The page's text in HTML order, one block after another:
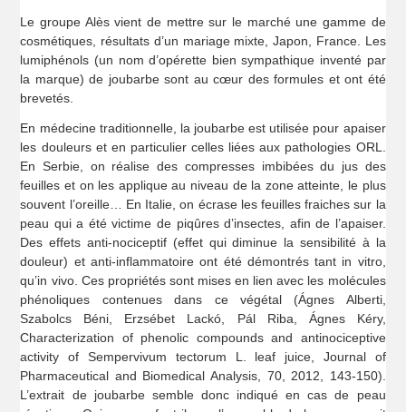
Le groupe Alès vient de mettre sur le marché une gamme de
cosmétiques, résultats d’un mariage mixte, Japon, France. Les
lumiphénols (un nom d’opérette bien sympathique inventé par
la marque) de joubarbe sont au cœur des formules et ont été
brevetés.
En médecine traditionnelle, la joubarbe est utilisée pour apaiser
les douleurs et en particulier celles liées aux pathologies ORL.
En Serbie, on réalise des compresses imbibées du jus des
feuilles et on les applique au niveau de la zone atteinte, le plus
souvent l’oreille… En Italie, on écrase les feuilles fraiches sur la
peau qui a été victime de piqûres d’insectes, afin de l’apaiser.
Des effets anti-nociceptif (effet qui diminue la sensibilité à la
douleur) et anti-inflammatoire ont été démontrés tant in vitro,
qu’in vivo. Ces propriétés sont mises en lien avec les molécules
phénoliques contenues dans ce végétal (Ágnes Alberti,
Szabolcs Béni, Erzsébet Lackó, Pál Riba, Ágnes Kéry,
Characterization of phenolic compounds and antinociceptive
activity of Sempervivum tectorum L. leaf juice, Journal of
Pharmaceutical and Biomedical Analysis, 70, 2012, 143-150).
L’extrait de joubarbe semble donc indiqué en cas de peau